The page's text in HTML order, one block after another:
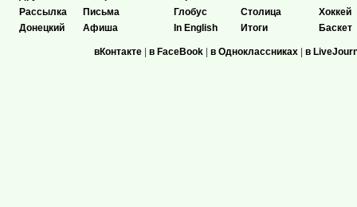
Рассылка
Донецкий
Письма
Афиша
Глобус
In English
Столица
Итоги
Хоккей
Баскет
вКонтакте | в FaceBook | в Одноклассниках | в